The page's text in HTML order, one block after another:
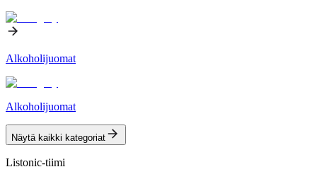
Alkoholijuomat
Alkoholijuomat
Näytä kaikki kategoriat
Listonic-tiimi